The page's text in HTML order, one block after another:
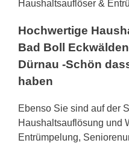
Haushaltsauflöser &
Hochwertige
Bad Boll
Dürnau -Schön
haben
Ebenso Sie sind auf der
Haushaltsauflösung und
Entrümpelung,